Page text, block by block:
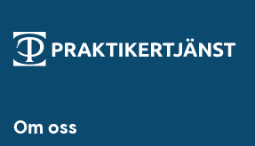
Om oss